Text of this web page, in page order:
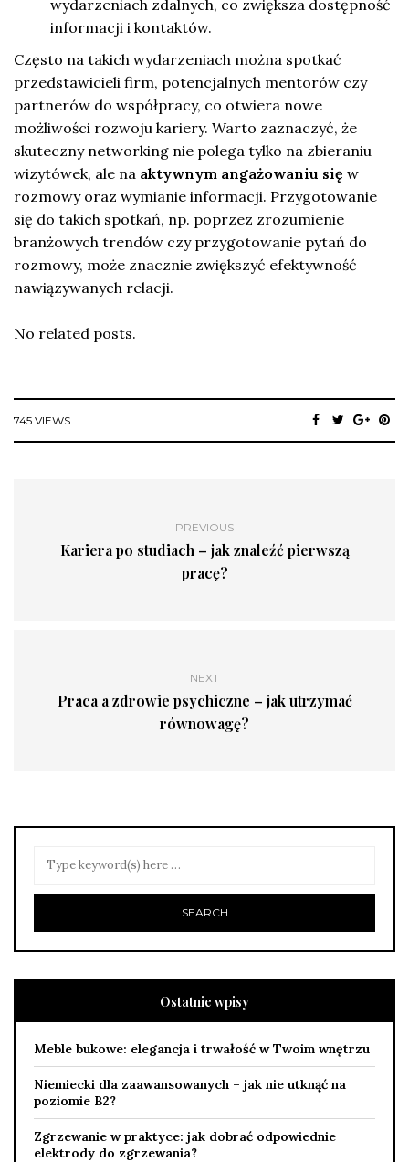
wydarzeniach zdalnych, co zwiększa dostępność
informacji i kontaktów.
Często na takich wydarzeniach można spotkać
przedstawicieli firm, potencjalnych mentorów czy
partnerów do współpracy, co otwiera nowe
możliwości rozwoju kariery. Warto zaznaczyć, że
skuteczny networking nie polega tylko na zbieraniu
wizytówek, ale na aktywnym angażowaniu się w
rozmowy oraz wymianie informacji. Przygotowanie
się do takich spotkań, np. poprzez zrozumienie
branżowych trendów czy przygotowanie pytań do
rozmowy, może znacznie zwiększyć efektywność
nawiązywanych relacji.
No related posts.
745 VIEWS
PREVIOUS
Kariera po studiach – jak znaleźć pierwszą
pracę?
NEXT
Praca a zdrowie psychiczne – jak utrzymać
równowagę?
Ostatnie wpisy
Meble bukowe: elegancja i trwałość w Twoim wnętrzu
Niemiecki dla zaawansowanych – jak nie utknąć na
poziomie B2?
Zgrzewanie w praktyce: jak dobrać odpowiednie
elektrody do zgrzewania?